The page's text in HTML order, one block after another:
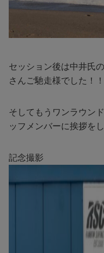
セッション後は中井氏
さんご馳走様でした！！
そしてもうワンラウン
ッフメンバーに挨拶を
記念撮影